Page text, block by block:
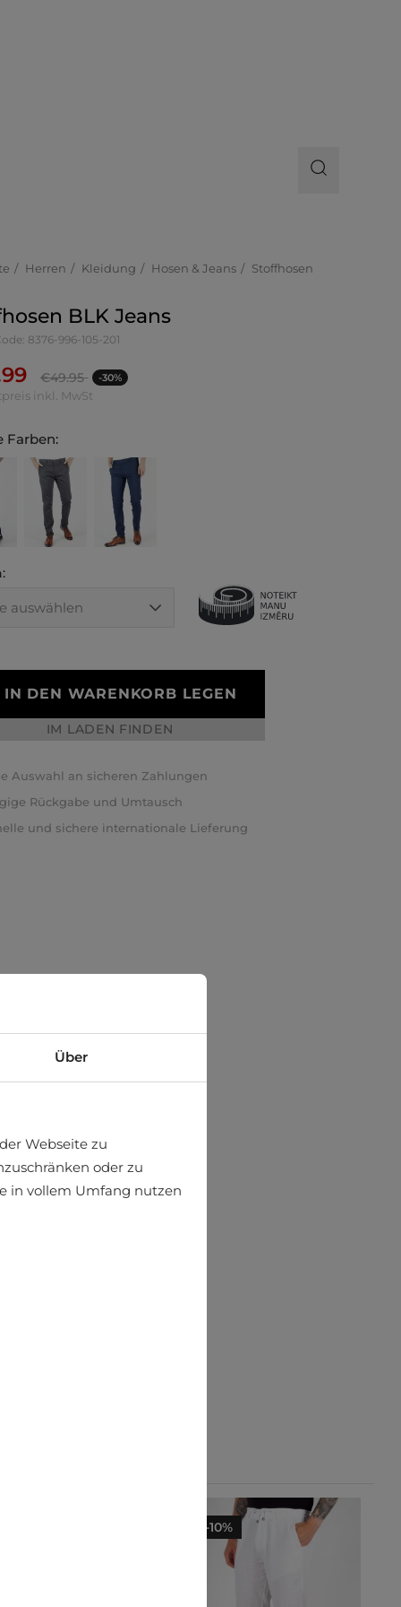
Herren Kleidung Hosen & Jeans Stoffhosen
BLK Jeans
8376-996-105-201
€49.95 -30%
inkl. MwSt
Farben:
IN DEN WARENKORB LEGEN
IM LADEN FINDEN
Auswahl an sicheren Zahlungen
Rückgabe und Umtausch
und sichere internationale Lieferung
-10%
Über
Webseite zu
oder zu
in vollem Umfang nutzen